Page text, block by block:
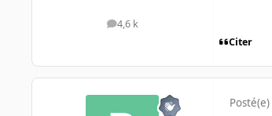
4,6 k
messages
Citer
Posté(e)